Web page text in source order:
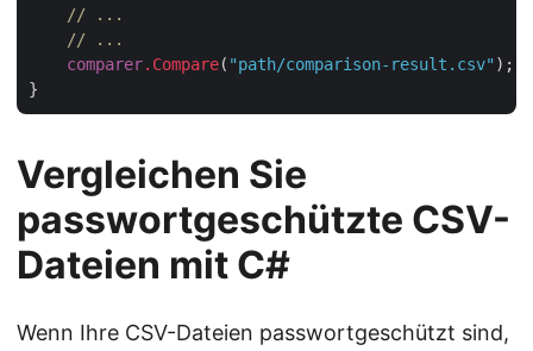
// ...
// ...
comparer.Compare( "path/comparison-result.csv" );
Vergleichen Sie
passwortgeschützte CSV-
Dateien mit C#
Wenn Ihre CSV-Dateien passwortgeschützt sind,